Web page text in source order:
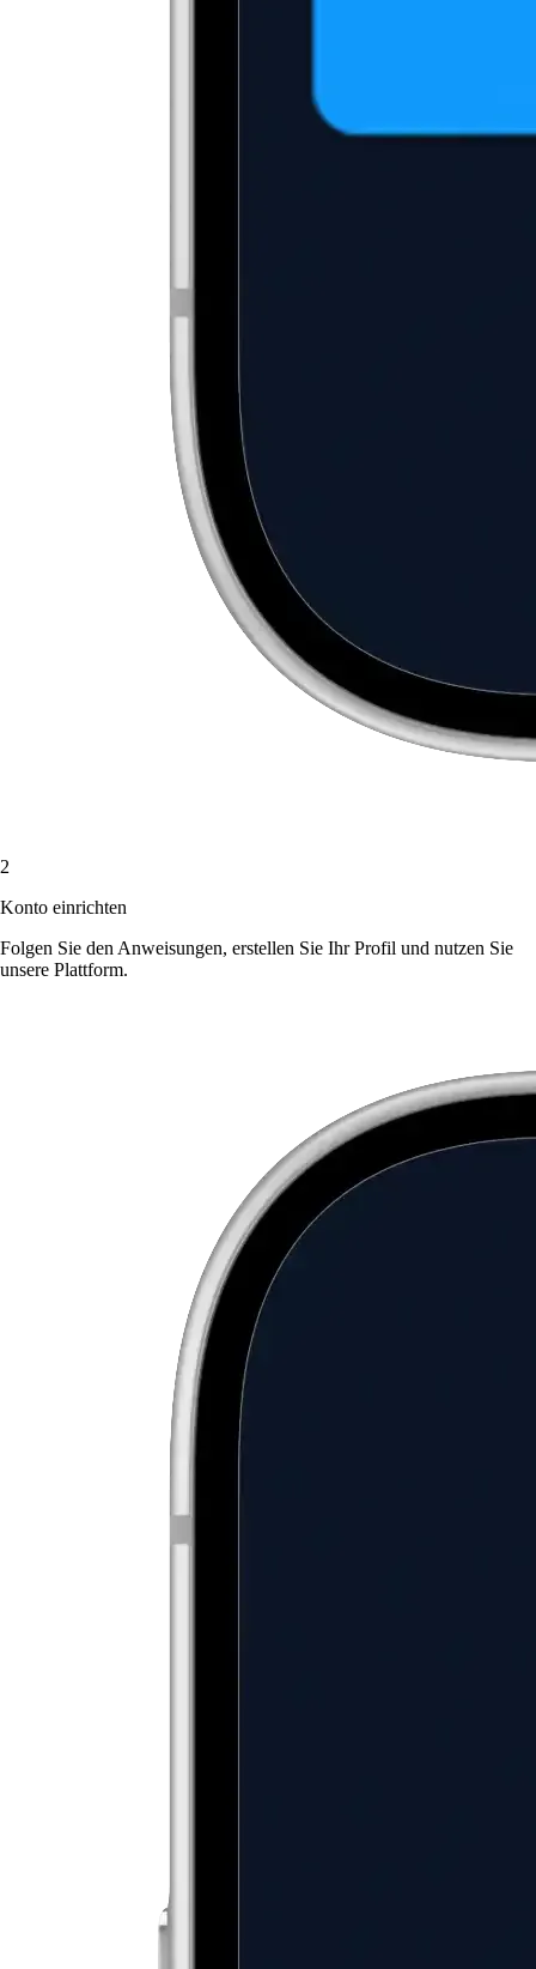
2
Konto einrichten
Folgen Sie den Anweisungen, erstellen Sie Ihr Profil und nutzen Sie
unsere Plattform.